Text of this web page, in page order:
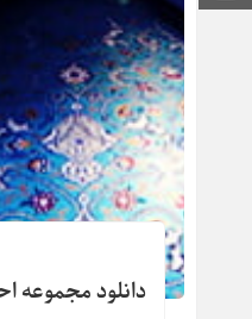
دانلود مجموعه